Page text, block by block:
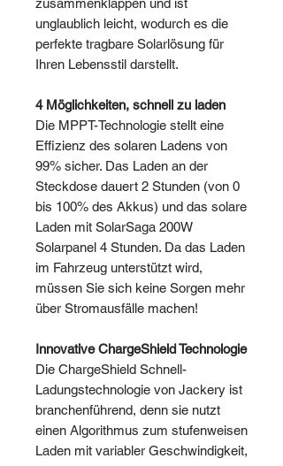
unglaublich leicht, wodurch es die
perfekte tragbare Solarlösung für
Ihren Lebensstil darstellt.
4 Möglichkeiten, schnell zu laden
Die MPPT-Technologie stellt eine
Effizienz des solaren Ladens von
99% sicher. Das Laden an der
Steckdose dauert 2 Stunden (von 0
bis 100% des Akkus) und das solare
Laden mit SolarSaga 200W
Solarpanel 4 Stunden. Da das Laden
im Fahrzeug unterstützt wird,
müssen Sie sich keine Sorgen mehr
über Stromausfälle machen!
Innovative ChargeShield Technologie
Die ChargeShield Schnell-
Ladungstechnologie von Jackery ist
branchenführend, denn sie nutzt
einen Algorithmus zum stufenweisen
Laden mit variabler Geschwindigkeit,